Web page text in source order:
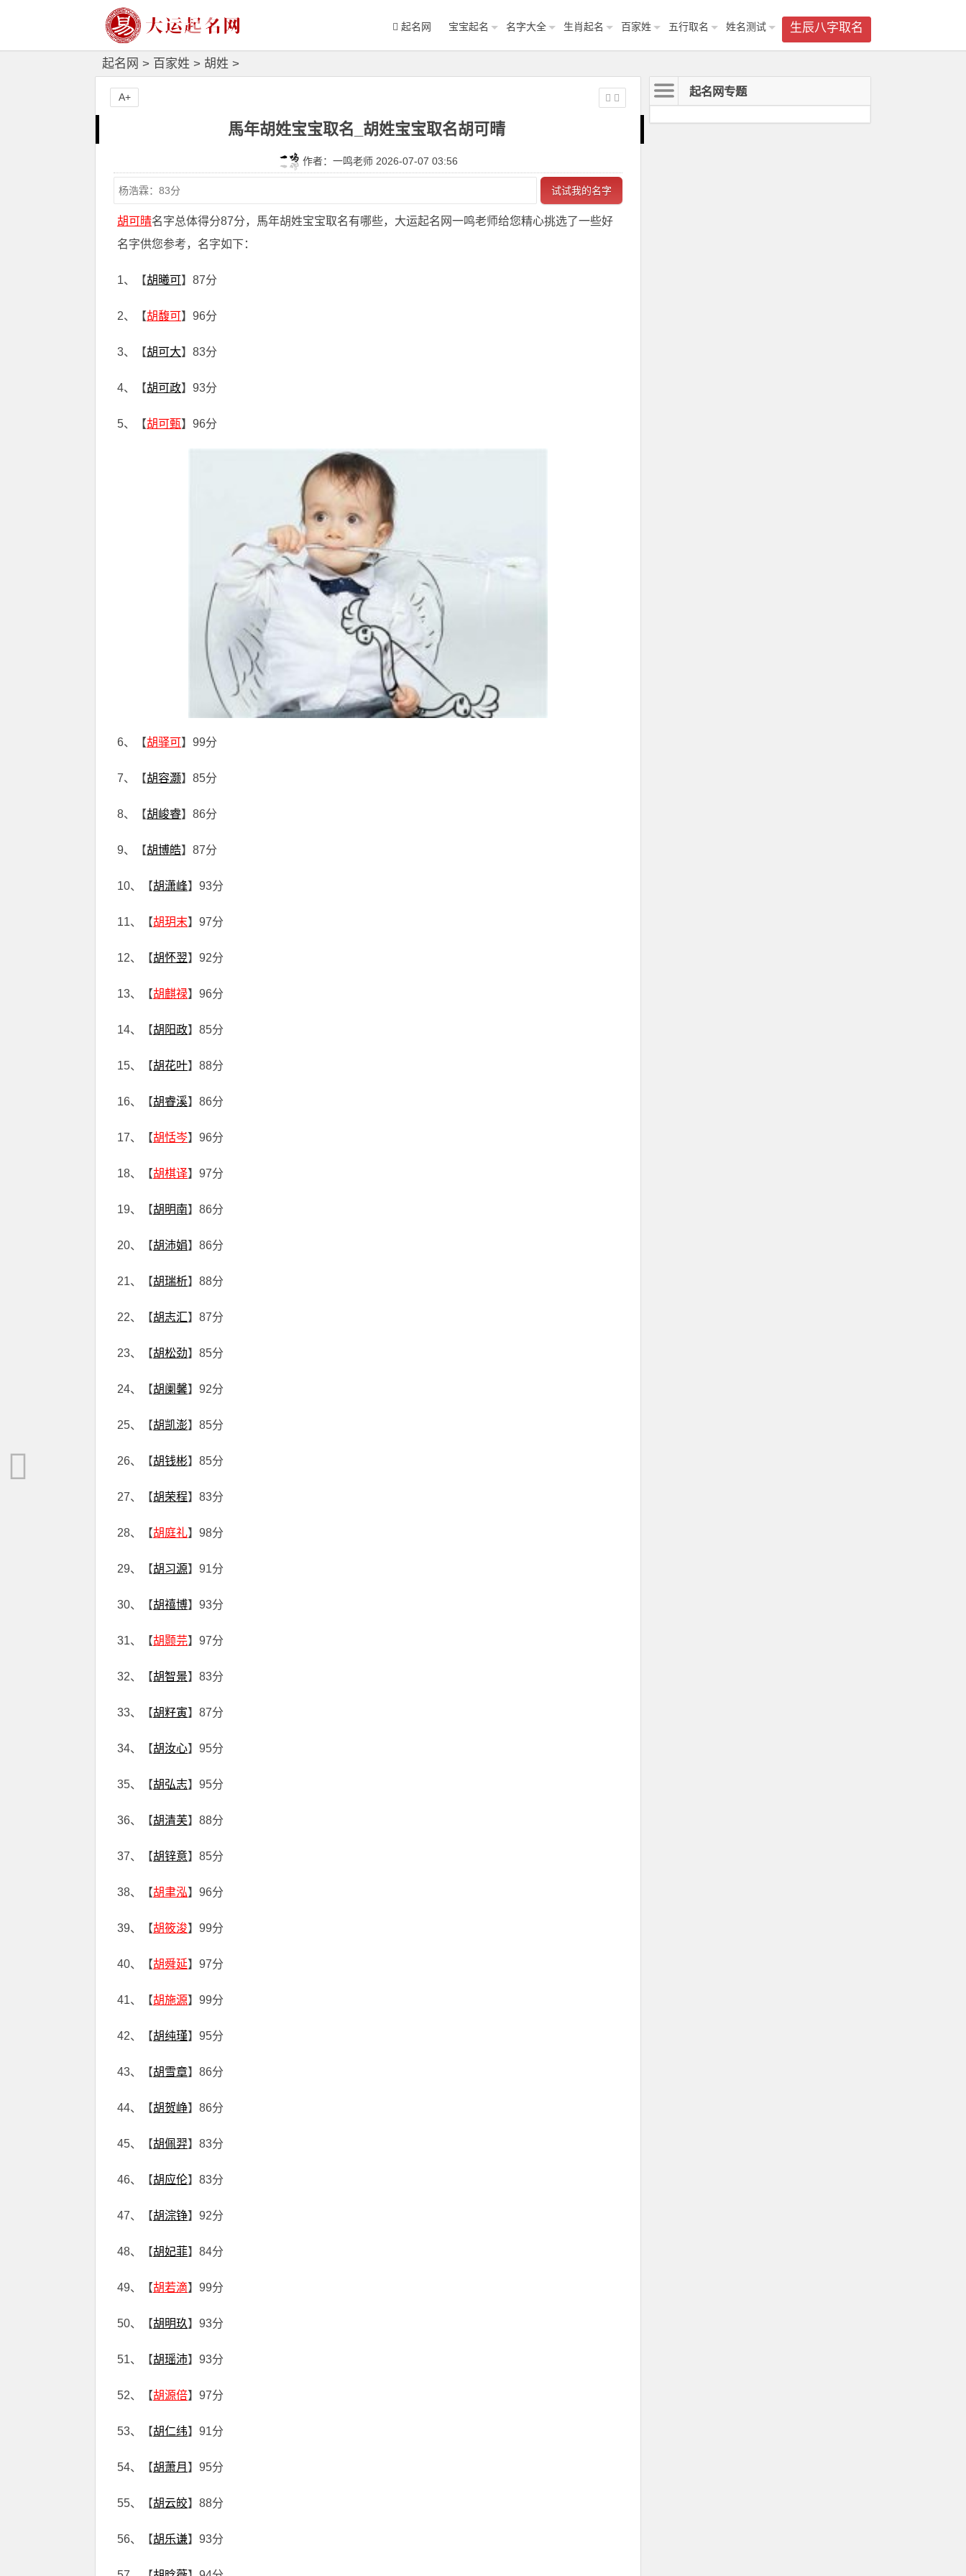
生辰八字取名
起名网 宝宝起名 名字大全 生肖起名 百家姓 五行取名 姓名测试
起名网 > 百家姓 > 胡姓 >
馬年胡姓宝宝取名_胡姓宝宝取名胡可晴
作者：一鸣老师 2026-07-07 03:56
试试我的名字
胡可晴名字总体得分87分，馬年胡姓宝宝取名有哪些，大运起名网一鸣老师给您精心挑选了一些好
名字供您参考，名字如下：
1、【胡曦可】87分
2、【胡馥可】96分
3、【胡可大】83分
4、【胡可政】93分
5、【胡可甄】96分
6、【胡驿可】99分
7、【胡容灏】85分
8、【胡峻睿】86分
9、【胡博皓】87分
10、【胡潇峰】93分
11、【胡玥末】97分
12、【胡怀翌】92分
13、【胡麒禄】96分
14、【胡阳政】85分
15、【胡花叶】88分
16、【胡睿溪】86分
17、【胡恬岑】96分
18、【胡棋译】97分
19、【胡明南】86分
20、【胡沛娟】86分
21、【胡瑞析】88分
22、【胡志汇】87分
23、【胡松劲】85分
24、【胡阑馨】92分
25、【胡凯澎】85分
26、【胡钱彬】85分
27、【胡荣程】83分
28、【胡庭礼】98分
29、【胡习源】91分
30、【胡禧博】93分
31、【胡颢芫】97分
32、【胡智景】83分
33、【胡籽寅】87分
34、【胡汝心】95分
35、【胡弘志】95分
36、【胡清芙】88分
37、【胡锌意】85分
38、【胡聿泓】96分
39、【胡筱浚】99分
40、【胡舜延】97分
41、【胡施源】99分
42、【胡纯瑾】95分
43、【胡雪章】86分
44、【胡贺峥】86分
45、【胡佩羿】83分
46、【胡应伦】83分
47、【胡淙铮】92分
48、【胡妃菲】84分
49、【胡若滴】99分
50、【胡明玖】93分
51、【胡瑶沛】93分
52、【胡源倍】97分
53、【胡仁纬】91分
54、【胡萧月 】95分
55、【胡云皎】88分
56、【胡乐谦】93分
A+ 起名网专题